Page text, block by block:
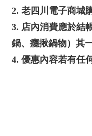
2. 老四川電子商城
3. 店內消費應於結
鍋、癮揪鍋物）其
4. 優惠內容若有任